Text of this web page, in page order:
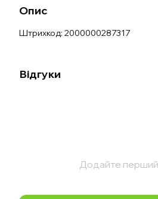
Опис
Штрихкод: 2000000287317
Відгуки
Додайте перший